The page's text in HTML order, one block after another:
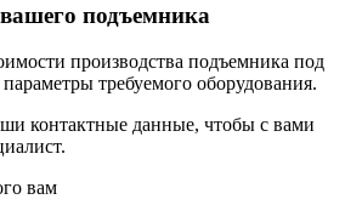
подъемника
производства подъемника под
требуемого оборудования.
контактные данные, чтобы с вами
вам